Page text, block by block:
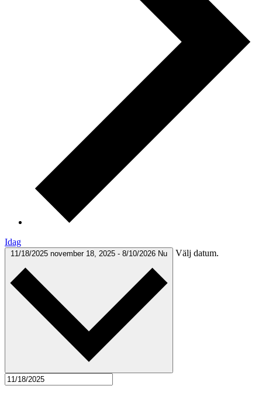
Idag
11/18/2025 november 18, 2025 - 8/10/2026 Nu Välj datum.